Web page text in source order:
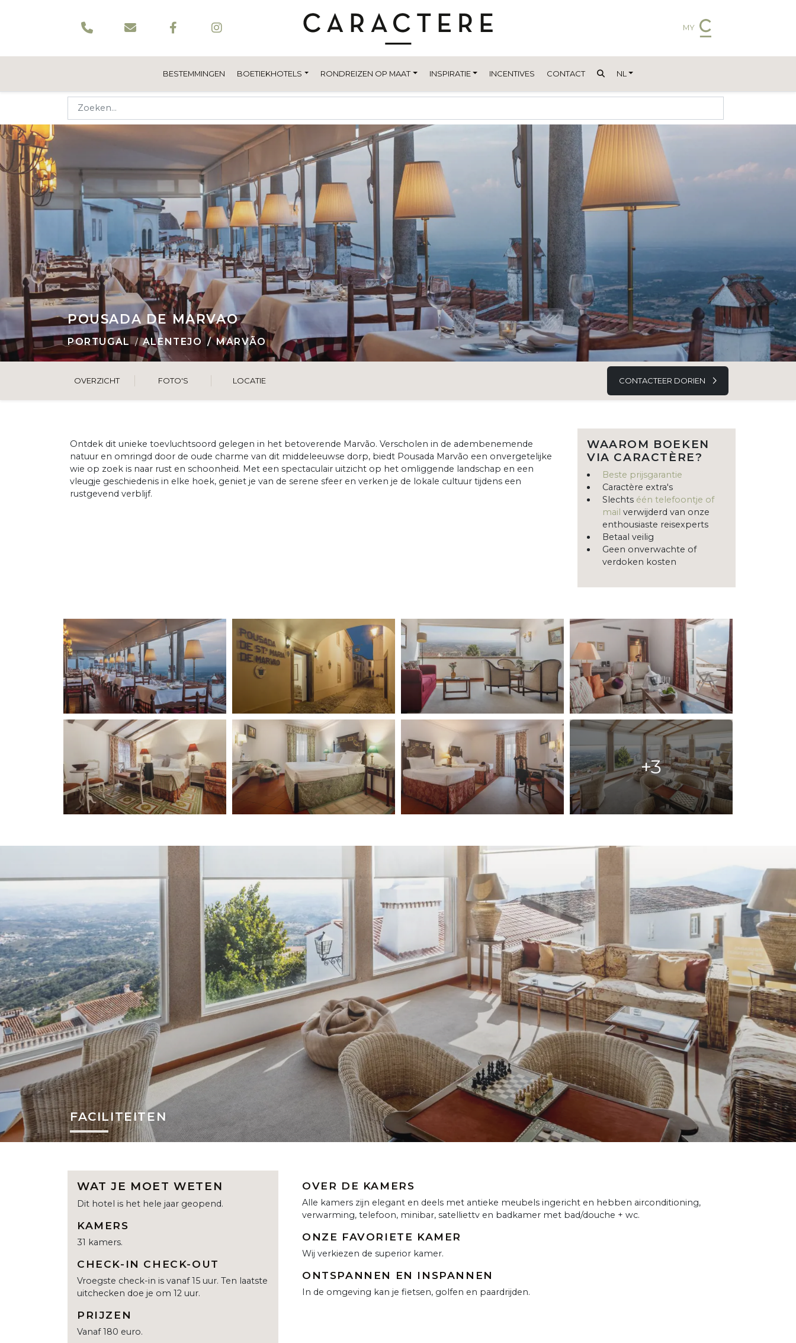
MY
BESTEMMINGEN BOETIEKHOTELS RONDREIZEN OP MAAT INSPIRATIE INCENTIVES CONTACT NL
POUSADA DE MARVAO
PORTUGAL ALENTEJO MARVÃO
OVERZICHT FOTO'S LOCATIE CONTACTEER DORIEN
Ontdek dit unieke toevluchtsoord gelegen in het betoverende Marvão. Verscholen in de adembenemende
natuur en omringd door de oude charme van dit middeleeuwse dorp, biedt Pousada Marvão een onvergetelijke
wie op zoek is naar rust en schoonheid. Met een spectaculair uitzicht op het omliggende landschap en een
vleugje geschiedenis in elke hoek, geniet je van de serene sfeer en verken je de lokale cultuur tijdens een
rustgevend verblijf.
WAAROM BOEKEN
VIA CARACTÈRE?
Beste prijsgarantie
Caractère extra's
Slechts één telefoontje of
mail verwijderd van onze
enthousiaste reisexperts
Betaal veilig
Geen onverwachte of
verdoken kosten
+3
FACILITEITEN
WAT JE MOET WETEN
Dit hotel is het hele jaar geopend.
KAMERS
31 kamers.
CHECK-IN CHECK-OUT
Vroegste check-in is vanaf 15 uur. Ten laatste
uitchecken doe je om 12 uur.
PRIJZEN
Vanaf 180 euro.
OVER DE KAMERS
Alle kamers zijn elegant en deels met antieke meubels ingericht en hebben airconditioning,
verwarming, telefoon, minibar, satelliettv en badkamer met bad/douche + wc.
ONZE FAVORIETE KAMER
Wij verkiezen de superior kamer.
ONTSPANNEN EN INSPANNEN
In de omgeving kan je fietsen, golfen en paardrijden.